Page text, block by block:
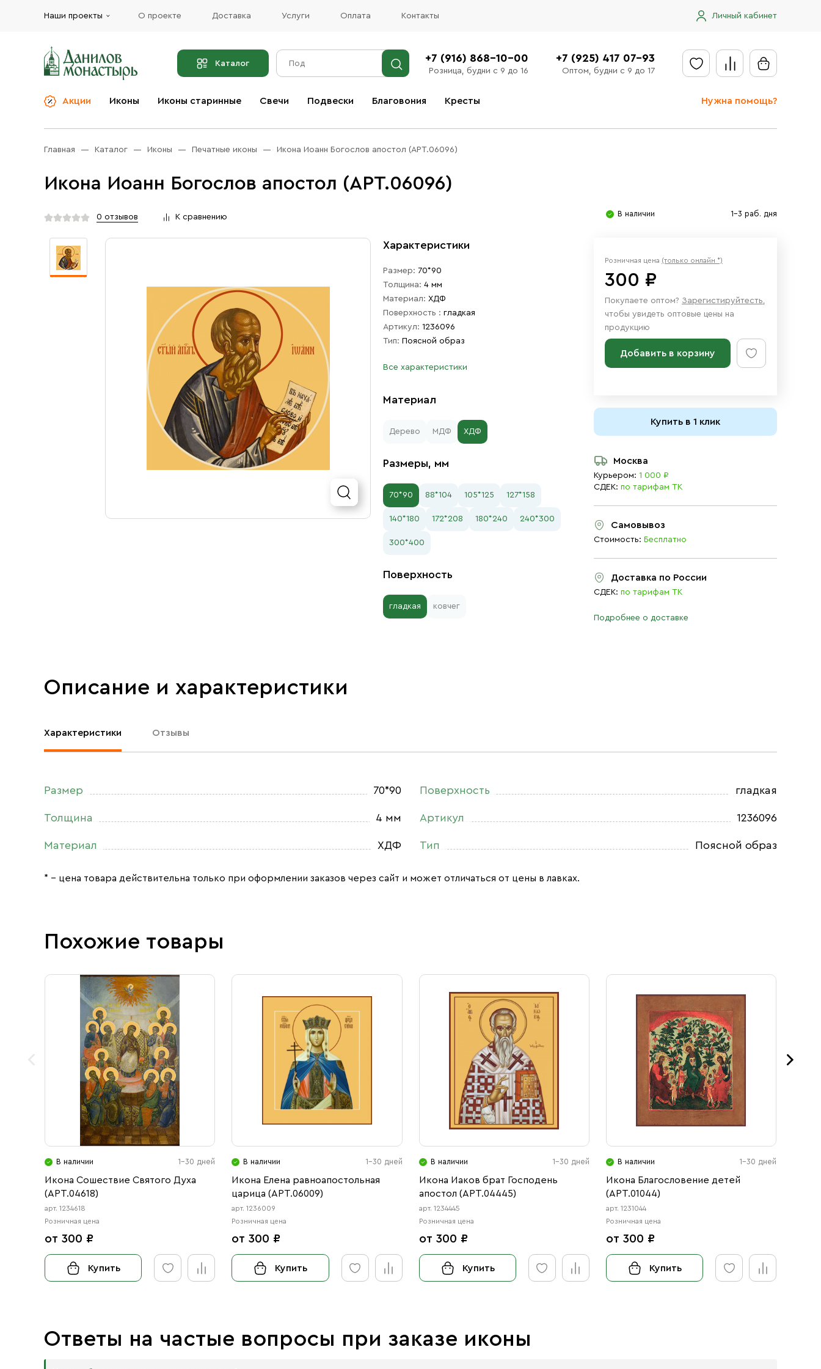
Наши проекты О проекте Доставка Услуги Оплата Контакты Личный кабинет
Каталог +7 (916) 868-10-00
Розница, будни с 9 до 16
+7 (925) 417 07-93
Оптом, будни с 9 до 17
Акции Иконы Иконы старинные Свечи Подвески Благовония Кресты Нужна помощь?
Отправить заявку
Церковная утварь
Иконы
Ювелирные изделия
Бренды
Услуги
Главная Каталог Иконы Печатные иконы Икона Иоанн Богослов апостол (АРТ.06096)
Икона Иоанн Богослов апостол (АРТ.06096)
0 отзывов К сравнению В наличии 1-3 раб. дня
Характеристики
Размер: 70*90
Толщина: 4 мм
Материал: ХДФ
Поверхность : гладкая
Артикул: 1236096
Тип: Поясной образ
Все характеристики
Материал
Дерево МДФ ХДФ
Размеры, мм
70*90 88*104 105*125 127*158
140*180 172*208 180*240 240*300
300*400
Поверхность
гладкая ковчег
Розничная цена (только онлайн *)
300 ₽
Покупаете оптом? Зарегистируйтесть,
чтобы увидеть оптовые цены на
продукцию
Добавить в корзину
Купить в 1 клик
Москва
Курьером: 1 000 ₽
СДЕК: по тарифам ТК
Самовывоз
Стоимость: Бесплатно
Доставка по России
СДЕК: по тарифам ТК
Подробнее о доставке
Описание и характеристики
Характеристики Отзывы
Размер 70*90
Толщина 4 мм
Материал ХДФ
Поверхность гладкая
Артикул 1236096
Тип Поясной образ
* – цена товара действительна только при оформлении заказов через сайт и может отличаться от цены в лавках.
Похожие товары
В наличии 1-30 дней
Икона Сошествие Святого Духа
(АРТ.04618)
арт. 1234618
Розничная цена
от 300 ₽
Купить
В наличии 1-30 дней
Икона Елена равноапостольная
царица (АРТ.06009)
арт. 1236009
Розничная цена
от 300 ₽
Купить
В наличии 1-30 дней
Икона Иаков брат Господень
апостол (АРТ.04445)
арт. 1234445
Розничная цена
от 300 ₽
Купить
В наличии 1-30 дней
Икона Благословение детей
(АРТ.01044)
арт. 1231044
Розничная цена
от 300 ₽
Купить
Ответы на частые вопросы при заказе иконы